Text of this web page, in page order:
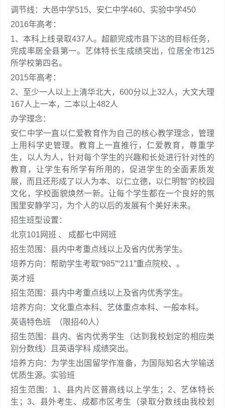
调节线：大邑中学515、安仁中学460、实验中学450
2016年高考：
1、本科上线录取437人。超额完成市县下达的目标任务，
完成率居全县第一。艺体特长生成绩突出，位居全市125
所学校第四名。
2015年高考：
2、至少一人以上上清华北大，600分以上32人，大文大理
167人上一本，二本以上482人
办学理念：
安仁中学一直以仁爱教育作为自己的核心教学理念，管理
上用科学史管理。教育上一直推行，仁爱教育，尊重学
生，以人为人，针对每个学生的兴趣和长处进行针对性的
教育，让学生有所学有所用的，促进学生的全面素质发
展，而且还形成了以人为本、以仁立德，以仁明智”的校园
文化，学校面貌焕然一新。让每个学生都在一个良好的氛
围里安静学习，为个人的以后的发展有个美好未来。
招生班型设置：
北京101网班 、 成都七中网班
招生范围：县内中考重点线以上及省内优秀学生。
培养方向：帮助学生考取“985”“211”重点院校、。
英才班
招生范围：县内中考重点线以上及省内优秀学生。
培养方向：文化重点本科、艺体重点本科、一般本科。
英语特色班 （限招40人）
招生范围：县内、省内优秀学生（达到我校划定的相应类
别分数线）且英语学科 成绩突出。
培养方向：为学生出国留学作准备，为国际知名大学输送
优质生源。实验班
招生范围：1、县内片区普高线以上学生；2、艺体特长
生；3、县外考生、成都市区考生（录取分数线由我校划